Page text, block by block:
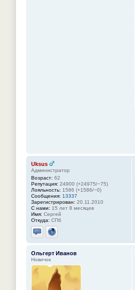
Uksus
Администратор
Возраст: 62
Репутация: 24900 (+24975/−75)
Лояльность: 1586 (+1586/−0)
Сообщения: 13337
Зарегистрирован: 20.11.2010
С нами: 15 лет 8 месяцев
Имя: Сергей
Откуда: СПб
Отправить личное сообщение
Сайт
Ольгерт Иванов
Новичок